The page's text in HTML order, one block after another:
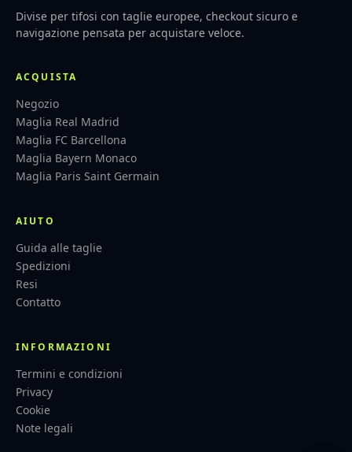
Divise per tifosi con taglie europee, checkout sicuro e
navigazione pensata per acquistare veloce.
ACQUISTA
Negozio
Maglia Real Madrid
Maglia FC Barcellona
Maglia Bayern Monaco
Maglia Paris Saint Germain
AIUTO
Guida alle taglie
Spedizioni
Resi
Contatto
INFORMAZIONI
Termini e condizioni
Privacy
Cookie
Note legali